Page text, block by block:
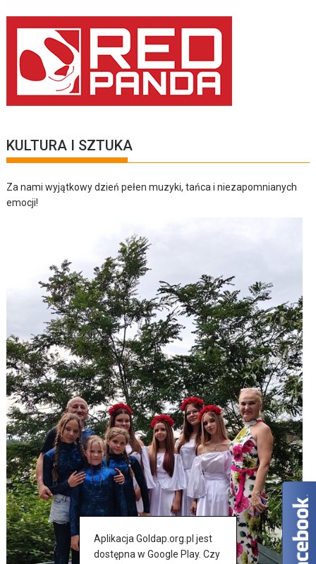
KULTURA I SZTUKA
Za nami wyjątkowy dzień pełen muzyki, tańca i niezapomnianych
emocji!
Aplikacja Goldap.org.pl jest
dostępna w Google Play. Czy